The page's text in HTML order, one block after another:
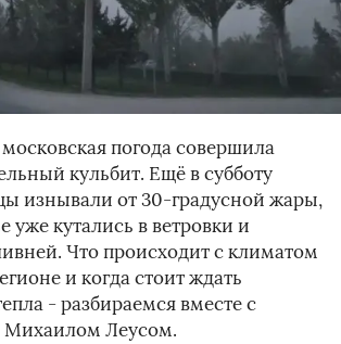
московская погода совершила
кульбит. Ещё в субботу
изнывали от 30-градусной жары,
уже кутались в ветровки и
Что происходит с климатом
и когда стоит ждать
- разбираемся вместе с
Михаилом Леусом.